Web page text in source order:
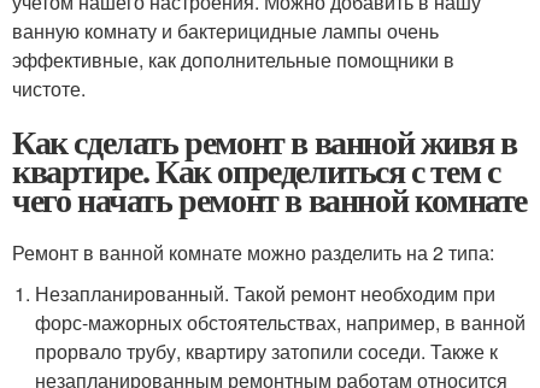
ванную комнату и бактерицидные лампы очень
эффективные, как дополнительные помощники в
чистоте.
Как сделать ремонт в ванной живя в
квартире. Как определиться с тем с
чего начать ремонт в ванной комнате
Ремонт в ванной комнате можно разделить на 2 типа:
Незапланированный. Такой ремонт необходим при
форс-мажорных обстоятельствах, например, в ванной
прорвало трубу, квартиру затопили соседи. Также к
незапланированным ремонтным работам относится